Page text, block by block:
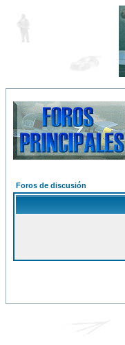
Foros de discusión